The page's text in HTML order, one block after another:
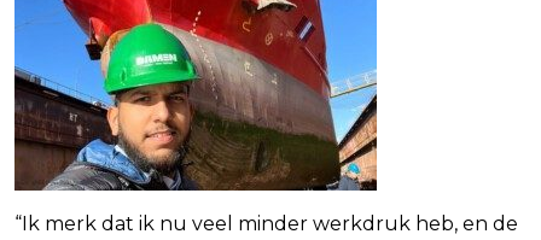
“Ik merk dat ik nu veel minder werkdruk heb, en de